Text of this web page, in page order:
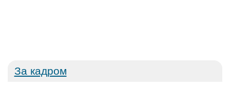
За кадром